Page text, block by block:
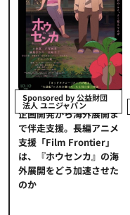
Sponsored by 公益財団
法人 ユニジャパン
企画開発から海外展開ま
で伴走支援。長編アニメ
支援「Film Frontier」
は、『ホウセンカ』の海
外展開をどう加速させた
のか